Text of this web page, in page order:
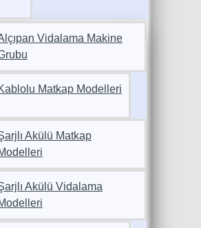
Vidalama Makine
Matkap Modelleri
Akülü Matkap
Akülü Vidalama